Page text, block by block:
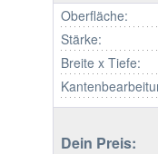
Oberfläche:
Stärke:
Breite x Tiefe:
Dein Preis: